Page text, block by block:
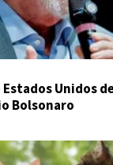
Estados Unidos
Bolsonaro